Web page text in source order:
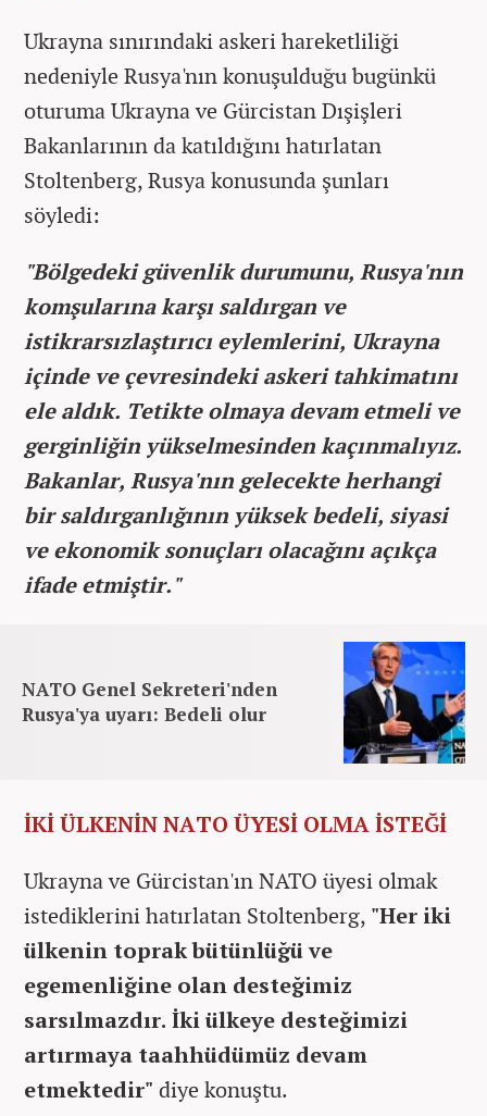
Ukrayna sınırındaki askeri hareketliliği
nedeniyle Rusya'nın konuşulduğu bugünkü
oturuma Ukrayna ve Gürcistan Dışişleri
Bakanlarının da katıldığını hatırlatan
Stoltenberg, Rusya konusunda şunları
söyledi:
"Bölgedeki güvenlik durumunu, Rusya'nın
komşularına karşı saldırgan ve
istikrarsızlaştırıcı eylemlerini, Ukrayna
içinde ve çevresindeki askeri tahkimatını
ele aldık. Tetikte olmaya devam etmeli ve
gerginliğin yükselmesinden kaçınmalıyız.
Bakanlar, Rusya'nın gelecekte herhangi
bir saldırganlığının yüksek bedeli, siyasi
ve ekonomik sonuçları olacağını açıkça
ifade etmiştir."
NATO Genel Sekreteri'nden
Rusya'ya uyarı: Bedeli olur
İKİ ÜLKENİN NATO ÜYESİ OLMA İSTEĞİ
Ukrayna ve Gürcistan'ın NATO üyesi olmak
istediklerini hatırlatan Stoltenberg, "Her iki
ülkenin toprak bütünlüğü ve
egemenliğine olan desteğimiz
sarsılmazdır. İki ülkeye desteğimizi
artırmaya taahhüdümüz devam
etmektedir" diye konuştu.